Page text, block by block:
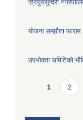
त्रिपुरासुन्दरी
याेजना सम्झौता फाराम
उपभाेक्ता समितिकाे
Pages
1 2